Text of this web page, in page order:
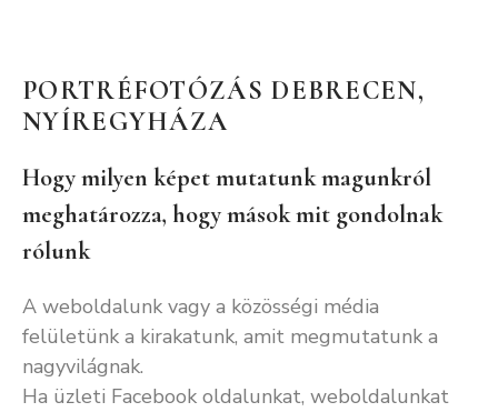
PORTRÉFOTÓZÁS DEBRECEN,
NYÍREGYHÁZA
Hogy milyen képet mutatunk magunkról
meghatározza, hogy mások mit gondolnak
rólunk
A weboldalunk vagy a közösségi média
felületünk a kirakatunk, amit megmutatunk a
nagyvilágnak.
Ha üzleti Facebook oldalunkat, weboldalunkat